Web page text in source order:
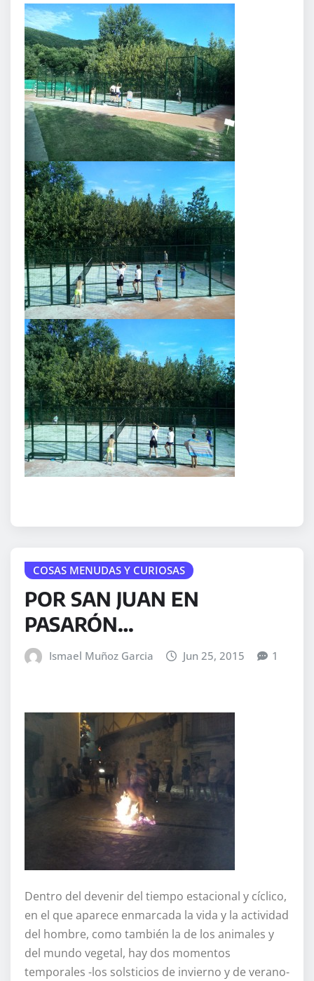
COSAS MENUDAS Y CURIOSAS
POR SAN JUAN EN
PASARÓN…
Ismael Muñoz Garcia Jun 25, 2015 1
Dentro del devenir del tiempo estacional y cíclico,
en el que aparece enmarcada la vida y la actividad
del hombre, como también la de los animales y
del mundo vegetal, hay dos momentos
temporales -los solsticios de invierno y de verano-